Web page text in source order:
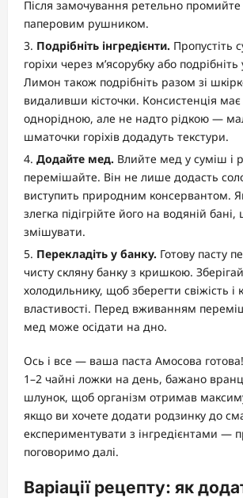
Після замочування ретельно промийте
паперовим рушником.
Подрібніть інгредієнти. Пропустіть
горіхи через м’ясорубку або
Лимон також подрібніть разом зі
видаливши кісточки. Консистенція має
однорідною, але не надто рідкою —
шматочки горіхів додадуть текстури.
Додайте мед. Влийте мед у суміш і
перемішайте. Він не лише додасть
виступить природним консервантом.
злегка підігрійте його на водяній
змішувати.
Перекладіть у банку. Готову пасту
чисту скляну банку з кришкою.
холодильнику, щоб зберегти свіжість і
властивості. Перед вживанням
мед може осідати на дно.
Ось і все — ваша паста Амосова
1–2 чайні ложки на день, бажано
шлунок, щоб організм отримав
якщо ви хочете додати родзинку до
експериментувати з інгредієнтами —
поговоримо далі.
Варіації рецепту: як